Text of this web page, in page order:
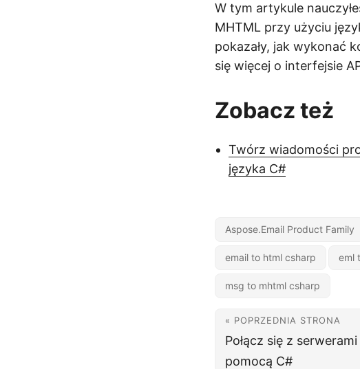
W tym artykule
MHTML przy użyciu
pokazały, jak wykonać
się więcej o interfejsie
Zobacz też
Twórz wiadomości
języka C#
Aspose.Email Product Family
email to html csharp eml
msg to mhtml csharp
« POPRZEDNIA STRONA
Połącz się z
pomocą C#